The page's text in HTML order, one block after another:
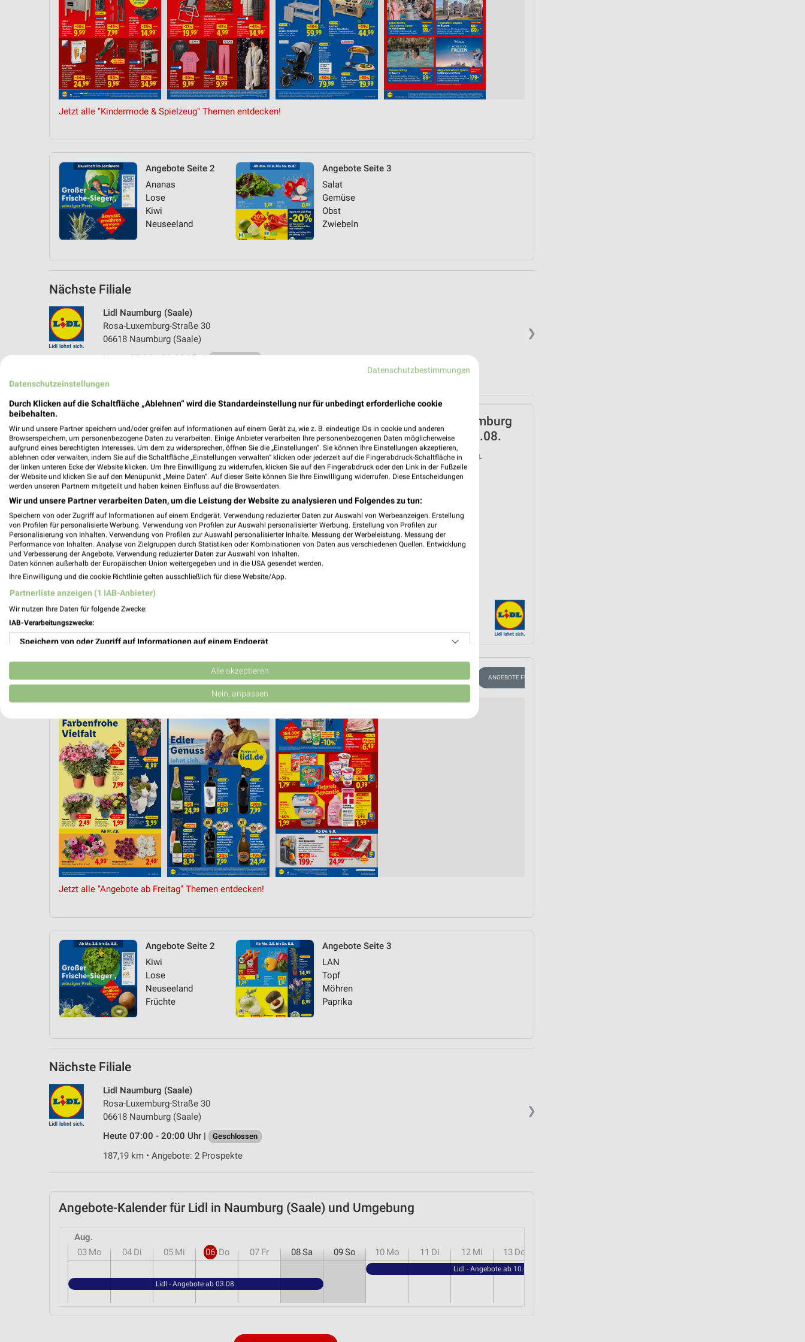
Jetzt alle "Kindermode & Spielzeug" Themen entdecken!
Angebote Seite 2
Ananas
Lose
Kiwi
Neuseeland
Angebote Seite 3
Salat
Gemüse
Obst
Zwiebeln
Nächste Filiale
❯
Lidl Naumburg (Saale)
Rosa-Luxemburg-Straße 30
06618 Naumburg (Saale)
Heute 07:00 - 20:00 Uhr | Geschlossen
❯
Lidl Prospekt für Naumburg
(Saale) ab Mo. den 03.08.
Gültig von 03. Aug. bis 08. Aug.
📅 Kalendereintrag erstellen
WEIN HANDY & SMARTPHONE ANGEBOTE FÜR DEN CAMPING-URLAUB
Jetzt alle "Angebote ab Freitag" Themen entdecken!
Angebote Seite 2
Kiwi
Lose
Neuseeland
Früchte
Angebote Seite 3
LAN
Topf
Möhren
Paprika
Nächste Filiale
❯
Lidl Naumburg (Saale)
Rosa-Luxemburg-Straße 30
06618 Naumburg (Saale)
Heute 07:00 - 20:00 Uhr |
Geschlossen
187,19 km • Angebote: 2 Prospekte
Angebote-Kalender für Lidl in Naumburg (Saale) und Umgebung
Aug.
03 Mo 04 Di 05 Mi 06 Do 07 Fr 08Sa 09So 10 Mo 11 Di 12 Mi 13 Do
Lidl - Angebote ab 10.08.
Lidl - Angebote ab 03.08.
Datenschutzbestimmungen
Datenschutzeinstellungen
Durch Klicken auf die Schaltfläche „Ablehnen“ wird die Standardeinstellung nur für unbedingt erforderliche cookie
beibehalten.
Wir und unsere Partner speichern und/oder greifen auf Informationen auf einem Gerät zu, wie z. B. eindeutige IDs in cookie und anderen
Browserspeichern, um personenbezogene Daten zu verarbeiten. Einige Anbieter verarbeiten Ihre personenbezogenen Daten möglicherweise
aufgrund eines berechtigten Interesses. Um dem zu widersprechen, öffnen Sie die „Einstellungen“. Sie können Ihre Einstellungen akzeptieren,
ablehnen oder verwalten, indem Sie auf die Schaltfläche „Einstellungen verwalten“ klicken oder jederzeit auf die Fingerabdruck-Schaltfläche in
der linken unteren Ecke der Website klicken. Um Ihre Einwilligung zu widerrufen, klicken Sie auf den Fingerabdruck oder den Link in der Fußzeile
der Website und klicken Sie auf den Menüpunkt „Meine Daten“. Auf dieser Seite können Sie Ihre Einwilligung widerrufen. Diese Entscheidungen
werden unseren Partnern mitgeteilt und haben keinen Einfluss auf die Browserdaten.
Wir und unsere Partner verarbeiten Daten, um die Leistung der Website zu analysieren und Folgendes zu tun:
Speichern von oder Zugriff auf Informationen auf einem Endgerät. Verwendung reduzierter Daten zur Auswahl von Werbeanzeigen. Erstellung
von Profilen für personalisierte Werbung. Verwendung von Profilen zur Auswahl personalisierter Werbung. Erstellung von Profilen zur
Personalisierung von Inhalten. Verwendung von Profilen zur Auswahl personalisierter Inhalte. Messung der Werbeleistung. Messung der
Performance von Inhalten. Analyse von Zielgruppen durch Statistiken oder Kombinationen von Daten aus verschiedenen Quellen. Entwicklung
und Verbesserung der Angebote. Verwendung reduzierter Daten zur Auswahl von Inhalten.
Daten können außerhalb der Europäischen Union weitergegeben und in die USA gesendet werden.
Ihre Einwilligung und die cookie Richtlinie gelten ausschließlich für diese Website/App.
Partnerliste anzeigen (1 IAB-Anbieter)
Wir nutzen Ihre Daten für folgende Zwecke:
IAB-Verarbeitungszwecke:
Speichern von oder Zugriff auf Informationen auf einem Endgerät
Verwendung reduzierter Daten zur Auswahl von Werbeanzeigen
Erstellung von Profilen für personalisierte Werbung
Erstellung von Profilen zur Personalisierung von Inhalten
Verwendung von Profilen zur Auswahl personalisierter Inhalte
Messung der Werbeleistung
Messung der Performance von Inhalten
Analyse von Zielgruppen durch Statistiken oder Kombinationen von Daten aus verschiedenen
Entwicklung und Verbesserung der Angebote
Verwendung reduzierter Daten zur Auswahl von Inhalten
Geräte anhand von aktiv angeforderten Informationen identifizieren
Nicht-IAB-Verarbeitungszwecke:
Notwendig
Werbung
Alle akzeptieren
Nein, anpassen